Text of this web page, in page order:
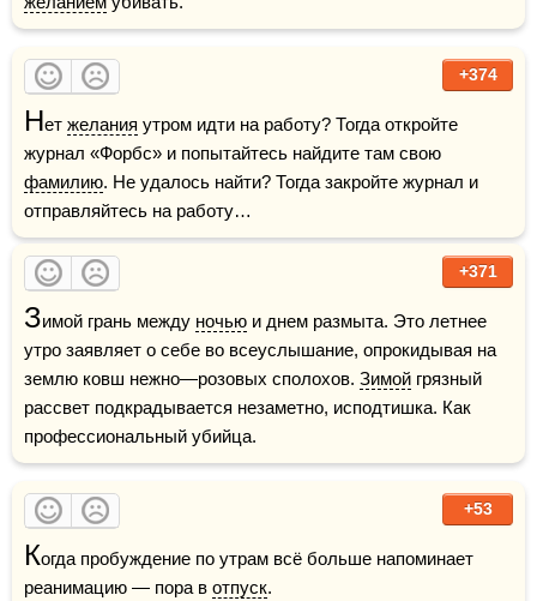
+374
Нет желания утром идти на работу? Тогда откройте
фамилию. Не удалось найти? Тогда закройте журнал и
отправляйтесь на работу…
+371
Зимой грань между ночью и днем размыта. Это летнее
утро заявляет о себе во всеуслышание, опрокидывая на
землю ковш нежно—розовых сполохов. Зимой грязный
рассвет подкрадывается незаметно, исподтишка. Как
профессиональный убийца.
+53
Когда пробуждение по утрам всё больше напоминает
реанимацию — пора в отпуск.